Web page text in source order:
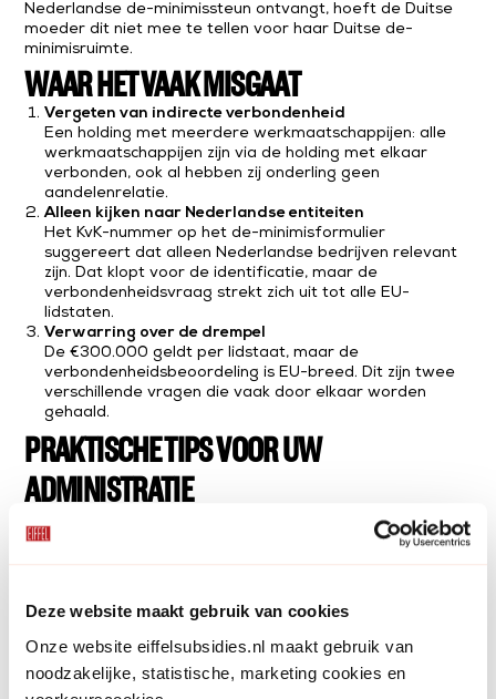
Deze website maakt gebruik van cookies
Onze website eiffelsubsidies.nl maakt gebruik van
noodzakelijke, statistische, marketing cookies en
Nederlandse de-minimissteun ontvangt, hoeft de Duitse
moeder dit niet mee te tellen voor haar Duitse de-
minimisruimte.
WAAR HET VAAK MISGAAT
Vergeten van indirecte verbondenheid
Een holding met meerdere werkmaatschappijen: alle
werkmaatschappijen zijn via de holding met elkaar
verbonden, ook al hebben zij onderling geen
aandelenrelatie.
Alleen kijken naar Nederlandse entiteiten
Het KvK-nummer op het de-minimisformulier
suggereert dat alleen Nederlandse bedrijven relevant
zijn. Dat klopt voor de identificatie, maar de
verbondenheidsvraag strekt zich uit tot alle EU-
lidstaten.
Verwarring over de drempel
De €300.000 geldt per lidstaat, maar de
verbondenheidsbeoordeling is EU-breed. Dit zijn twee
verschillende vragen die vaak door elkaar worden
gehaald.
PRAKTISCHE TIPS VOOR UW
ADMINISTRATIE
Breng uw groepsstructuur in kaart
– inclusief
buitenlandse entiteiten binnen de EU
Let op het moment van toekenning
– niet de uitbetaling
of projectperiode is bepalend, maar de datum waarop
de steun formeel is verleend
– sinds 1 januari 2026 is een
centraal EU-register verplicht, maar het blijft